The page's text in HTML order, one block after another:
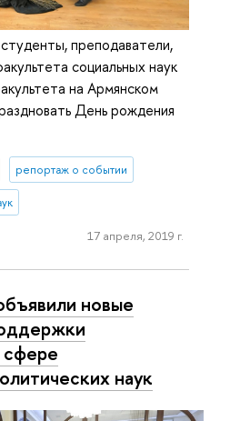
преподаватели,
социальных наук
на Армянском
День рождения
репортаж о событии
17 апреля, 2019 г.
новые
сфере
наук